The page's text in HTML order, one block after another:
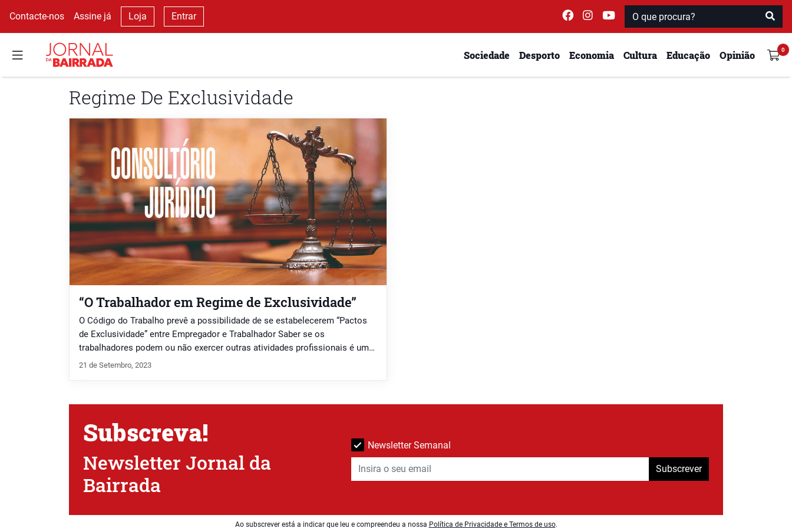
Contacte-nos Assine já Loja Entrar
Sociedade Desporto Economia Cultura Educação Opinião
Regime De Exclusividade
“O Trabalhador em Regime de Exclusividade”
O Código do Trabalho prevê a possibilidade de se estabelecerem “Pactos
de Exclusividade” entre Empregador e Trabalhador Saber se os
trabalhadores podem ou não exercer outras atividades profissionais é uma
questão que se revela, muitas vezes, essencial no atual contexto
21 de Setembro, 2023
Subscreva!
Newsletter Jornal da
Bairrada
Newsletter Semanal
Subscrever
Ao subscrever está a indicar que leu e compreendeu a nossa Política de Privacidade e Termos de uso.